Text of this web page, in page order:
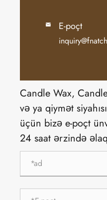
 E-poçt
Candle Wax,
və ya qiymət
üçün bizə e-poçt
24 saat ərzində